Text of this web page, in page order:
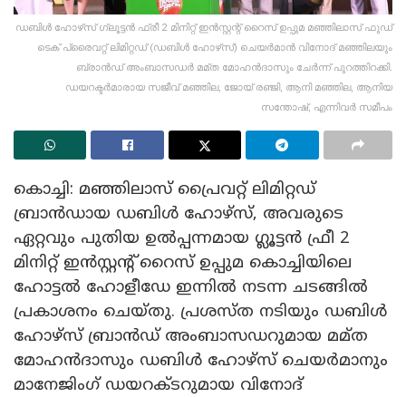
ഡബിൾ ഹോഴ്‌സ് ഗ്ലൂട്ടൻ ഫ്രീ 2 മിനിറ്റ് ഇൻസ്റ്റന്റ് റൈസ് ഉപ്പുമ മഞ്ഞിലാസ് ഫുഡ്
ടെക് പ്രൈവറ്റ് ലിമിറ്റഡ് (ഡബിൾ ഹോഴ്‌സ്) ചെയർമാൻ വിനോദ് മഞ്ഞിലയും
ബ്രാൻഡ് അംബാസഡർ മമ്ത മോഹൻദാസും ചേർന്ന് പുറത്തിറക്കി.
ഡയറക്ടർമാരായ സജീവ് മഞ്ഞില, ജോയ് രഞ്ജി, ആനി മഞ്ഞില, ആനിയ
സന്തോഷ്, എന്നിവർ സമീപം
കൊച്ചി: മഞ്ഞിലാസ് പ്രൈവറ്റ് ലിമിറ്റഡ്
ബ്രാൻഡായ ഡബിൾ ഹോഴ്‌സ്, അവരുടെ
ഏറ്റവും പുതിയ ഉൽപ്പന്നമായ ഗ്ലൂട്ടൻ ഫ്രീ 2
മിനിറ്റ് ഇൻസ്റ്റന്റ് റൈസ് ഉപ്പുമ കൊച്ചിയിലെ
ഹോട്ടൽ ഹോളീഡേ ഇന്നിൽ നടന്ന ചടങ്ങിൽ
പ്രകാശനം ചെയ്തു. പ്രശസ്ത നടിയും ഡബിൾ
ഹോഴ്സ് ബ്രാൻഡ് അംബാസഡറുമായ മമ്ത
മോഹൻദാസും ഡബിൾ ഹോഴ്‌സ് ചെയർമാനും
മാനേജിംഗ് ഡയറക്ടറുമായ വിനോദ്